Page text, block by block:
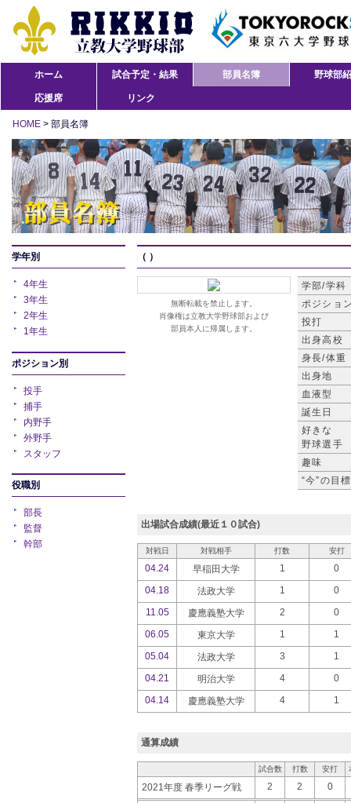
ホーム 試合予定・結果 部員名簿 野球部
応援席 リンク
HOME > 部員名簿
学年別
4年生
3年生
2年生
1年生
ポジション別
投手
捕手
内野手
外野手
スタッフ
役職別
部長
監督
幹部
（ ）
無断転載を禁止します。
肖像権は立教大学野球部および
部員本人に帰属します。
学部/学科
ポジショ
投打
出身高校
身長/体重
出身地
血液型
誕生日
好きな
野球選手
趣味
“今”の目標
出場試合成績(最近１０試合)
対戦日 対戦相手 打数 安打
04.24 早稲田大学 1
0
04.18
法政大学 1
0
11.05
慶應義塾大学 2
0
06.05
東京大学 1
1
05.04
法政大学 3
1
04.21
明治大学 4
0
04.14
慶應義塾大学 4 1
通算成績
試合数 打数 安打
2021年度 春季リーグ戦 2 2 0